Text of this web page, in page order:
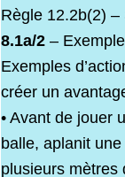
Règle 12.2b(2) –
8.1a/2 –
Exemples
créer un
• Avant de jouer
balle, aplanit
plusieurs mètres